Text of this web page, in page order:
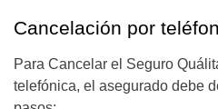
Cancelación por
Para Cancelar el Seguro
telefónica, el asegurado debe